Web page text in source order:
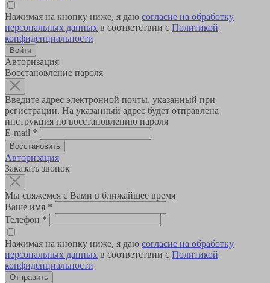
Нажимая на кнопку ниже, я даю согласие на обработку
персональных данных в соответствии с Политикой
конфиденциальности
Авторизация
Восстановление пароля
Введите адрес электронной почты, указанный при
регистрации. На указанный адрес будет отправлена
инструкция по восстановлению пароля
E-mail *
Авторизация
Заказать звонок
Мы свяжемся с Вами в ближайшее время
Ваше имя *
Телефон *
Нажимая на кнопку ниже, я даю согласие на обработку
персональных данных в соответствии с Политикой
конфиденциальности